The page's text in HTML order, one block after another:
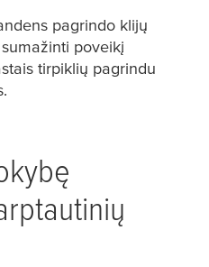
pagrindo klijų
poveikį
tirpiklių pagrindu